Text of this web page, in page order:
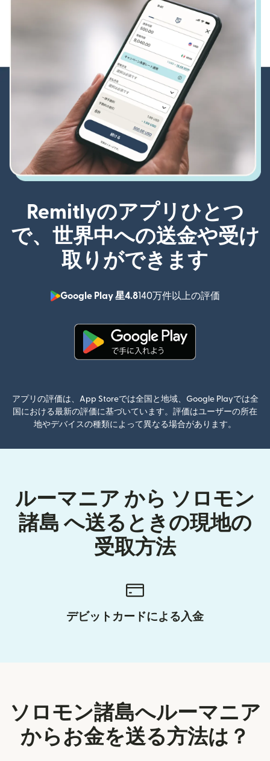
Remitlyのアプリひとつ
で、世界中への送金や受け
取りができます
Google Play 星4.8140万件以上の評価
（別ウィン
アプリの評価は、App Storeでは全国と地域、Google Playでは全
国における最新の評価に基づいています。評価はユーザーの所在
地やデバイスの種類によって異なる場合があります。
ルーマニア から ソロモン
諸島 へ送るときの現地の
受取方法
デビットカードによる入金
ソロモン諸島へルーマニア
からお金を送る方法は？